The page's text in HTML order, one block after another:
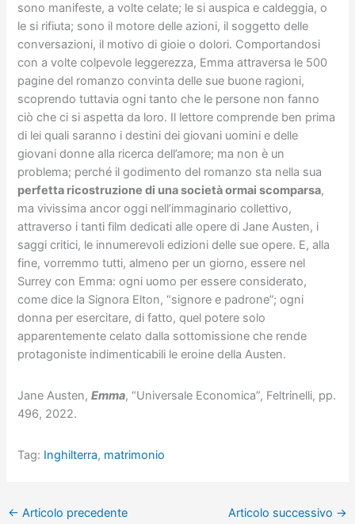
sono manifeste, a volte celate; le si auspica e caldeggia, o
le si rifiuta; sono il motore delle azioni, il soggetto delle
conversazioni, il motivo di gioie o dolori. Comportandosi
con a volte colpevole leggerezza, Emma attraversa le 500
pagine del romanzo convinta delle sue buone ragioni,
scoprendo tuttavia ogni tanto che le persone non fanno
ciò che ci si aspetta da loro. Il lettore comprende ben prima
di lei quali saranno i destini dei giovani uomini e delle
giovani donne alla ricerca dell’amore; ma non è un
problema; perché il godimento del romanzo sta nella sua
perfetta ricostruzione di una società ormai scomparsa,
ma vivissima ancor oggi nell’immaginario collettivo,
attraverso i tanti film dedicati alle opere di Jane Austen, i
saggi critici, le innumerevoli edizioni delle sue opere. E, alla
fine, vorremmo tutti, almeno per un giorno, essere nel
Surrey con Emma: ogni uomo per essere considerato,
come dice la Signora Elton, “signore e padrone”; ogni
donna per esercitare, di fatto, quel potere solo
apparentemente celato dalla sottomissione che rende
protagoniste indimenticabili le eroine della Austen.
Jane Austen,Emma, “Universale Economica”, Feltrinelli, pp.
496, 2022.
Tag: Inghilterra, matrimonio
← Articolo precedente Articolo successivo →